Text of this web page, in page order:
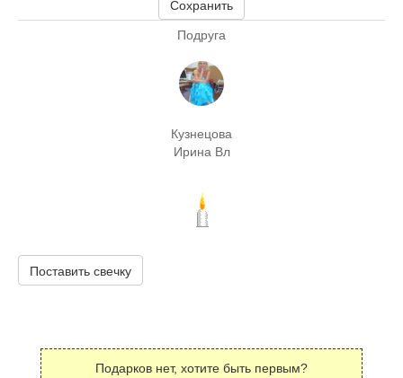
Сохранить
Подруга
Кузнецова
Ирина Вл
Поставить свечку
Подарков нет, хотите быть первым?